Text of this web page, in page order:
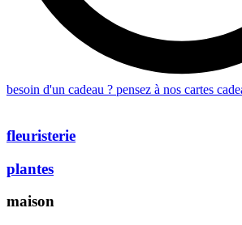
besoin d'un cadeau ? pensez à nos cartes
fleuristerie
plantes
maison